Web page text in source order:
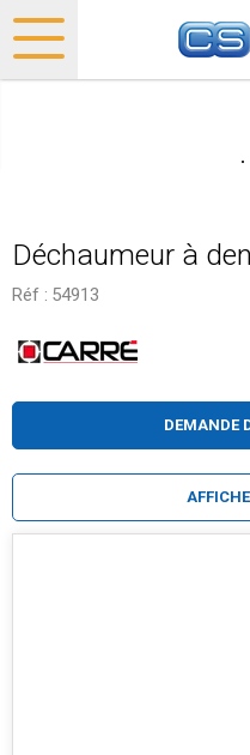
Déchaumeur à
Réf : 54913
DEMANDE